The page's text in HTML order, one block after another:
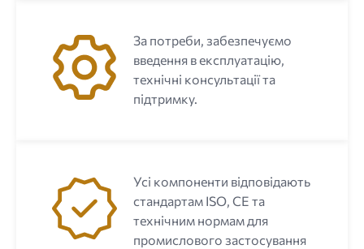
За потреби, забезпечуємо
введення в експлуатацію,
технічні консультації та
підтримку.
Усі компоненти відповідають
стандартам ISO, CE та
технічним нормам для
промислового застосування